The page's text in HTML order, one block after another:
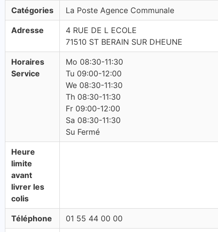
Catégories La Poste Agence Communale
Adresse
4 RUE DE L ECOLE
71510 ST BERAIN SUR DHEUNE
Horaires
Service
Mo 08:30-11:30
Tu 09:00-12:00
We 08:30-11:30
Th 08:30-11:30
Fr 09:00-12:00
Sa 08:30-11:30
Su Fermé
Heure
limite
avant
livrer les
colis
Téléphone 01 55 44 00 00